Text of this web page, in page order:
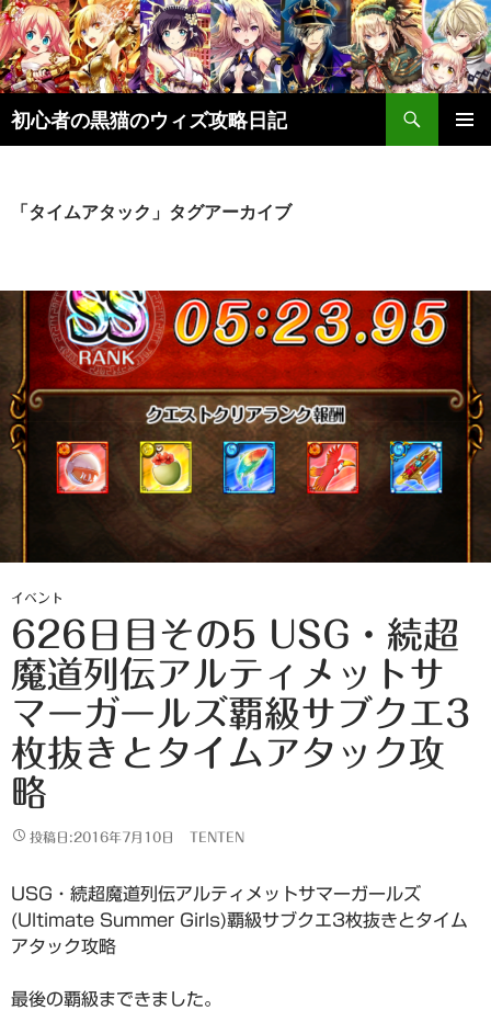
初心者の黒猫のウィズ攻略日記
検
索
ン
ッ
プ
「タイムアタック」タグアーカイブ
イベント
626日目その5 USG・続超
魔道列伝アルティメットサ
マーガールズ覇級サブクエ3
枚抜きとタイムアタック攻
略
投稿日:2016年7月10日 TENTEN
USG・続超魔道列伝アルティメットサマーガールズ
(Ultimate Summer Girls)覇級サブクエ3枚抜きとタイム
アタック攻略
最後の覇級まできました。